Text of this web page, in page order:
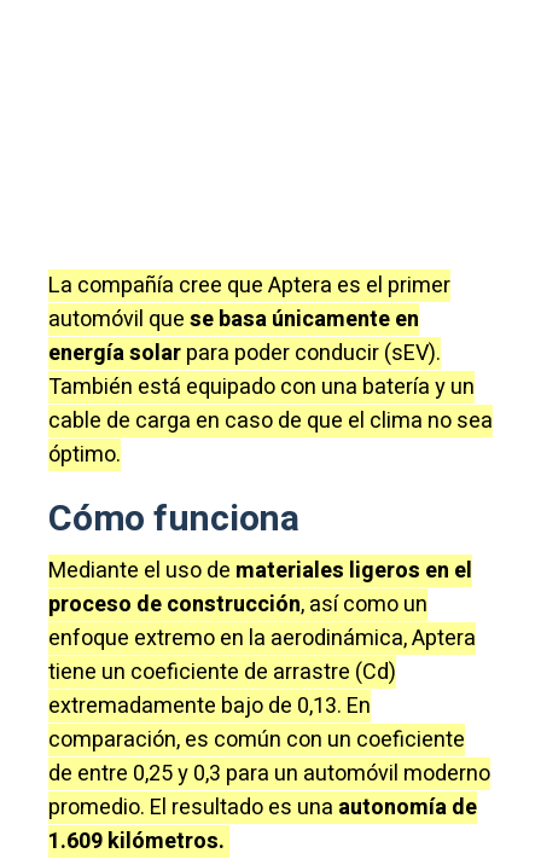
La compañía cree que Aptera es el primer
automóvil quese basa únicamente en
energía solarpara poder conducir (sEV).
También está equipado con una batería y un
cable de carga en caso de que el clima no sea
óptimo.
Cómo funciona
Mediante el uso de materiales ligeros en el
proceso de construcción, así como un
enfoque extremo en la aerodinámica, Aptera
tiene un coeficiente de arrastre (Cd)
extremadamente bajo de 0,13. En
comparación, es común con un coeficiente
de entre 0,25 y 0,3 para un automóvil moderno
promedio. El resultado es una autonomía de
1.609 kilómetros.